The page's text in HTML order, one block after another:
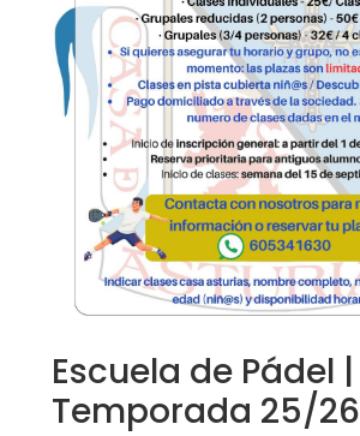
Escuela de Pádel |
Temporada 25/26